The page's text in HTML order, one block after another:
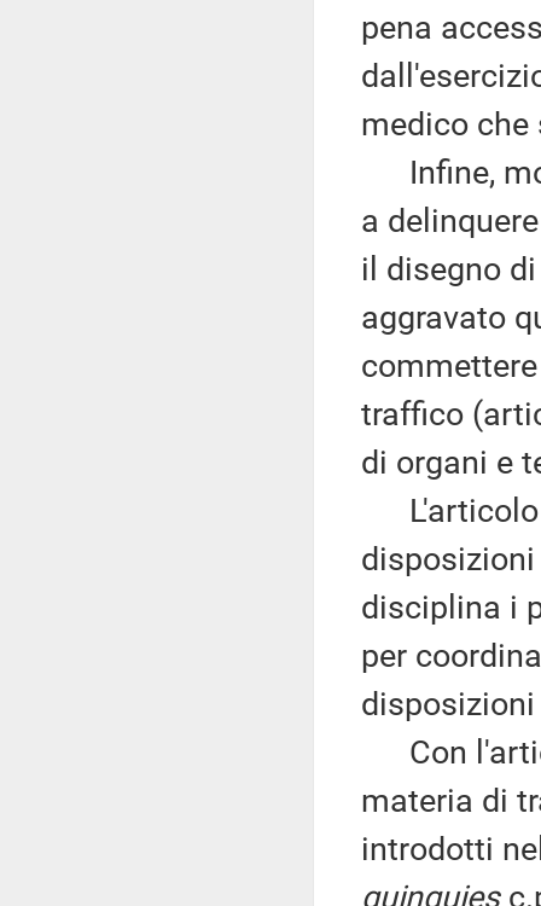
pena
medico che
Infine,
a
il disegno
aggravato
traffico
di organi e
L'articolo
disciplina i
per
Con
materia di
introdotti
quinquies